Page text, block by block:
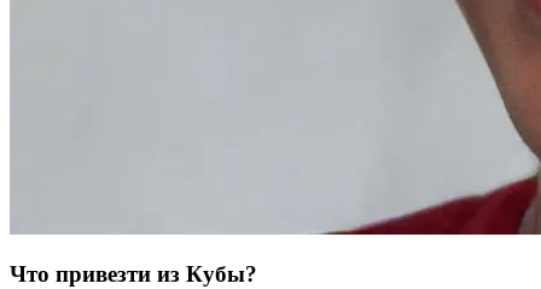
Что привезти из Кубы?